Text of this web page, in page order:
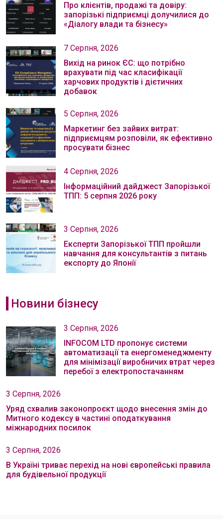
Про клієнтів, продажі та довіру:
запорізькі підприємці долучилися до
«Діалогу влади та бізнесу»
7 Серпня, 2026
Вихід на ринок ЄС: що потрібно
врахувати під час класифікації
харчових продуктів і дієтичних
добавок
5 Серпня, 2026
Маркетинг без зайвих витрат:
підприємцям розповіли, як ефективно
просувати бізнес
4 Серпня, 2026
Інформаційний дайджест Запорізької
ТПП: 5 серпня 2026 року
3 Серпня, 2026
Експерти Запорізької ТПП пройшли
навчання для консультантів з питань
експорту до Японії
Новини бізнесу
3 Серпня, 2026
INFOCOM LTD пропонує системи
автоматизації та енергоменеджменту
для мінімізації виробничих втрат через
перебої з електропостачанням
3 Серпня, 2026
Уряд схвалив законопроєкт щодо внесення змін до
Митного кодексу в частині оподаткування
міжнародних посилок
3 Серпня, 2026
В Україні триває перехід на нові європейські правила
для будівельної продукції